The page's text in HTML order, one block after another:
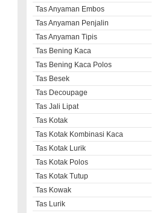
Tas Anyaman Embos
Tas Anyaman Penjalin
Tas Anyaman Tipis
Tas Bening Kaca
Tas Bening Kaca Polos
Tas Besek
Tas Decoupage
Tas Jali Lipat
Tas Kotak
Tas Kotak Kombinasi Kaca
Tas Kotak Lurik
Tas Kotak Polos
Tas Kotak Tutup
Tas Kowak
Tas Lurik